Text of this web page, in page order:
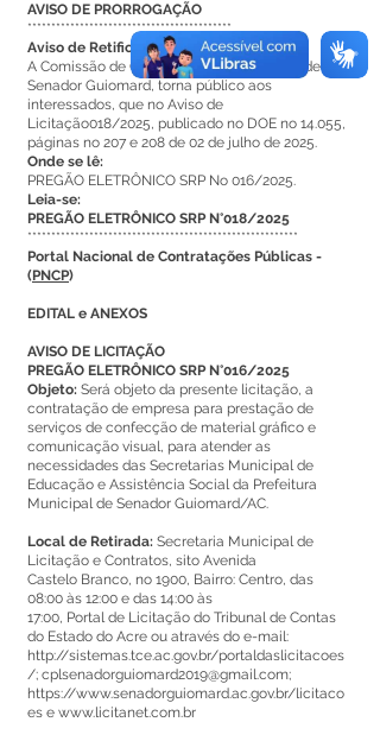
AVISO DE PRORROGAÇÃO
*******************************************
Aviso de Retificação
A Comissão de Contratação do Município de
Senador Guiomard, torna público aos
interessados, que no Aviso de
Licitação018/2025, publicado no DOE no 14.055,
páginas no 207 e 208 de 02 de julho de 2025.
Onde se lê:
PREGÃO ELETRÔNICO SRP No 016/2025.
Leia-se:
PREGÃO ELETRÔNICO SRP N°018/2025
*********************************************************
Portal Nacional de Contratações Públicas -
(PNCP)
EDITAL e ANEXOS
AVISO DE LICITAÇÃO
PREGÃO ELETRÔNICO SRP N°016/2025
Objeto: Será objeto da presente licitação, a
contratação de empresa para prestação de
serviços de confecção de material gráfico e
comunicação visual, para atender as
necessidades das Secretarias Municipal de
Educação e Assistência Social da Prefeitura
Municipal de Senador Guiomard/AC.
Local de Retirada: Secretaria Municipal de
Licitação e Contratos, sito Avenida
Castelo Branco, no 1900, Bairro: Centro, das
08:00 às 12:00 e das 14:00 às
17:00, Portal de Licitação do Tribunal de Contas
do Estado do Acre ou através do e-mail:
http://sistemas.tce.ac.gov.br/portaldaslicitacoes
/; cplsenadorguiomard2019@gmail.com;
https://www.senadorguiomard.ac.gov.br/licitaco
es e www.licitanet.com.br